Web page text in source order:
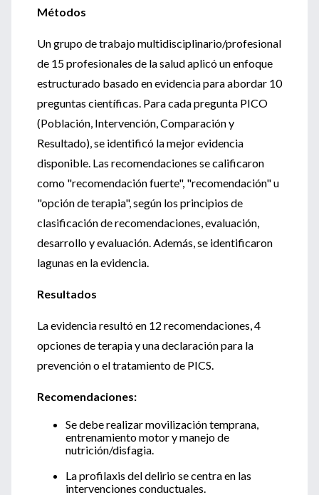
Métodos
Un grupo de trabajo multidisciplinario/profesional
de 15 profesionales de la salud aplicó un enfoque
estructurado basado en evidencia para abordar 10
preguntas científicas. Para cada pregunta PICO
(Población, Intervención, Comparación y
Resultado), se identificó la mejor evidencia
disponible. Las recomendaciones se calificaron
como "recomendación fuerte", "recomendación" u
"opción de terapia", según los principios de
clasificación de recomendaciones, evaluación,
desarrollo y evaluación. Además, se identificaron
lagunas en la evidencia.
Resultados
La evidencia resultó en 12 recomendaciones, 4
opciones de terapia y una declaración para la
prevención o el tratamiento de PICS.
Recomendaciones:
Se debe realizar movilización temprana,
entrenamiento motor y manejo de
nutrición/disfagia.
La profilaxis del delirio se centra en las
intervenciones conductuales.